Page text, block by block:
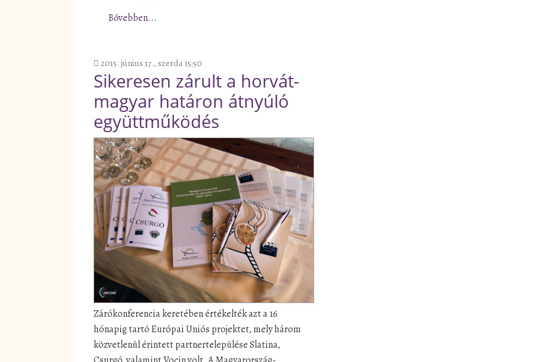
Bővebben...
2015. június 17., szerda 15:50
Sikeresen zárult a horvát-
magyar határon átnyúló
együttműködés
Zárókonferencia keretében értékelték azt a 16
hónapig tartó Európai Uniós projektet, mely három
közvetlenül érintett partnertelepülése Slatina,